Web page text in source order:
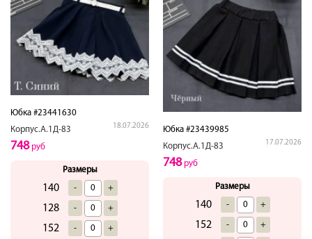
Юбка #23441630
Корпус.А.1Д-83
18.07.2026
748руб
Размеры
140 - +
128 - +
152 - +
Юбка #23439985
Корпус.А.1Д-83
17.07.2026
748руб
Размеры
140 - +
152 - +